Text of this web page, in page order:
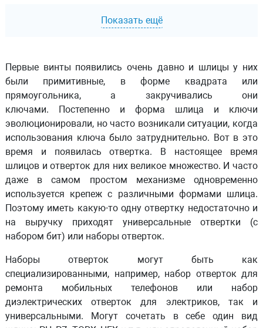
Показать ещё
Первые винты появились очень давно и шлицы у них
были примитивные, в форме квадрата или
прямоугольника, а закручивались они
ключами. Постепенно и форма шлица и ключи
эволюционировали, но часто возникали ситуации, когда
использования ключа было затруднительно. Вот в это
время и появилась отвертка. В настоящее время
шлицов и отверток для них великое множество. И часто
даже в самом простом механизме одновременно
используется крепеж с различными формами шлица.
Поэтому иметь какую-то одну отвертку недостаточно и
на выручку приходят универсальные отвертки (с
набором бит) или наборы отверток.
Наборы отверток могут быть как
специализированными, например, набор отверток для
ремонта мобильных телефонов или набор
диэлектрических отверток для электриков, так и
универсальными. Могут сочетать в себе один вид